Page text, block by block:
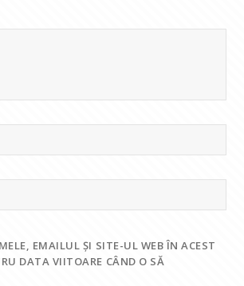
EMAILUL ȘI SITE-UL WEB ÎN ACEST
DATA VIITOARE CÂND O SĂ